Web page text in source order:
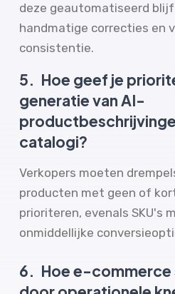
deze geautomatiseerd
handmatige correcties en
consistentie.
5. Hoe geef je
generatie van AI-
catalogi?
Verkopers moeten
producten met geen of
prioriteren, evenals SKU's
onmiddellijke
6. Hoe e-commerce